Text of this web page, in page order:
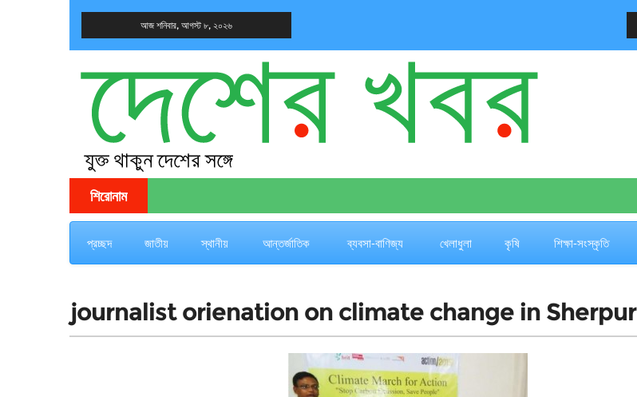
আজ শনিবার, আগস্ট ৮, ২০২৬
দেশের খবর
যুক্ত থাকুন দেশের সঙ্গে
শিরোনাম
প্রচ্ছদ জাতীয় স্থানীয় আন্তর্জাতিক ব্যবসা-বাণিজ্য খেলাধুলা কৃষি শিক্ষা-সংস্কৃতি
journalist orienation on climate change in Sherpur